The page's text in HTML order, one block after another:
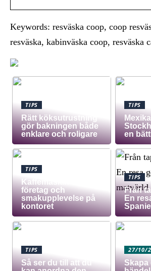
Keywords: resväska coop, coop
resväska, kabinväska coop, resväska
TIPS
Rätt köksutrustning
gör bakningen både
enklare och roligare
TIPS
en
TIPS
Kaffemaskin för
företag och
smakupplevelse på
kontoret
TIPS
Från
En
TIPS
Så ser du till att du
27/10/
Skapa